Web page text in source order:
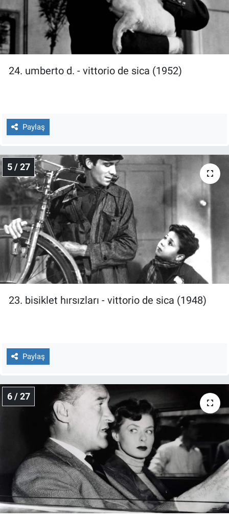
24. umberto d. - vittorio de sica (1952)
Paylaş
5 / 27
23. bisiklet hırsızları - vittorio de sica (1948)
Paylaş
6 / 27